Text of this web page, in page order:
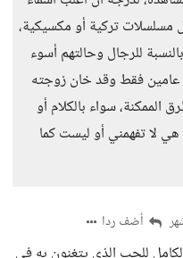
مسلسلات تركية أو مكسيكية،
للرجال وحالتهم أسوء
فقط وقد خان زوجته
سواء بالكلام أو
هي لا تفهمني أو ليست كما
أضف ردا